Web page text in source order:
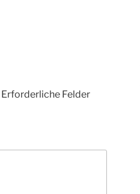
Erforderliche Felder